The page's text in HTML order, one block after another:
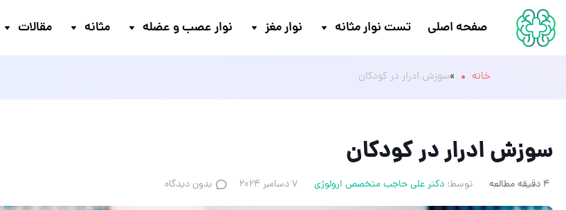
صفحه اصلی تست نوار مثانه نوار مغز نوار عصب و عضله مثانه مقالات
خانه »سوزش ادرار در کودکان
سوزش ادرار در کودکان
4 دقیقه مطالعه توسط: دکتر علی حاجب متخصص ارولوژی 7 دسامبر 2024 بدون دیدگاه